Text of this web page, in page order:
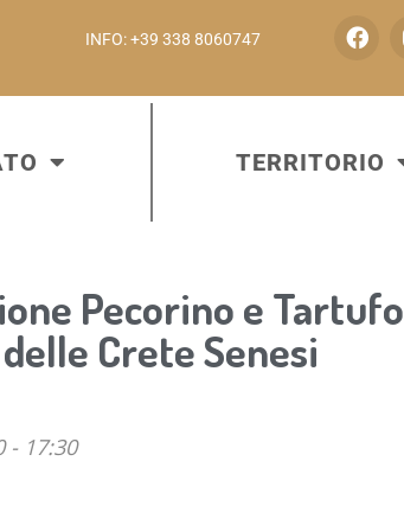
INFO: +39 338 8060747
TERRITORIO
Pecorino e Tartufo
Crete Senesi
- 17:30